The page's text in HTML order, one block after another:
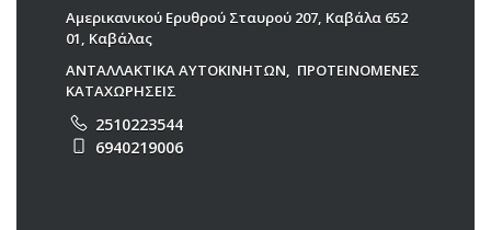
Αμερικανικού Ερυθρού Σταυρού 207, Καβάλα 652
01, Καβάλας
ΑΝΤΑΛΛΑΚΤΙΚΑ ΑΥΤΟΚΙΝΗΤΩΝ, ΠΡΟΤΕΙΝΟΜΕΝΕΣ
ΚΑΤΑΧΩΡΗΣΕΙΣ
2510223544
6940219006